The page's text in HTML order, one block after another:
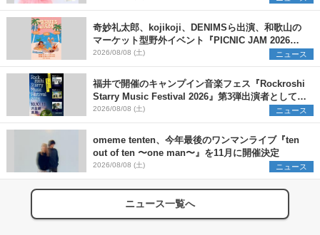
奇妙礼太郎、kojikoji、DENIMSら出演、和歌山の
マーケット型野外イベント『PICNIC JAM 2026』
早割チケット発売開始
2026/08/08 (土) ニュース
福井で開催のキャンプイン音楽フェス『Rockroshi
Starry Music Festival 2026』第3弾出演者として
SCOOBIE DO、かりゆし58、Reiを発表
2026/08/08 (土) ニュース
omeme tenten、今年最後のワンマンライブ『ten
out of ten 〜one man〜』を11月に開催決定
2026/08/08 (土) ニュース
ニュース一覧へ